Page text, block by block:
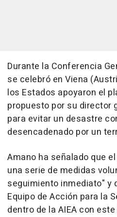
Durante la Conferencia
se celebró en Viena
los Estados apoyaron el
propuesto por su director
para evitar un desastre
desencadenado por un
Amano ha señalado que
una serie de medidas
seguimiento inmediato" y
Equipo de Acción para la
dentro de la AIEA con